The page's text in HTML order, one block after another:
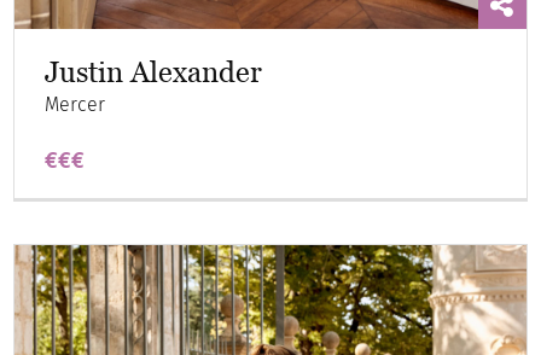
Justin Alexander
Mercer
€€€